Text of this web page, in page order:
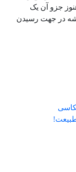
جزو آن یک
در جهت رسیدن